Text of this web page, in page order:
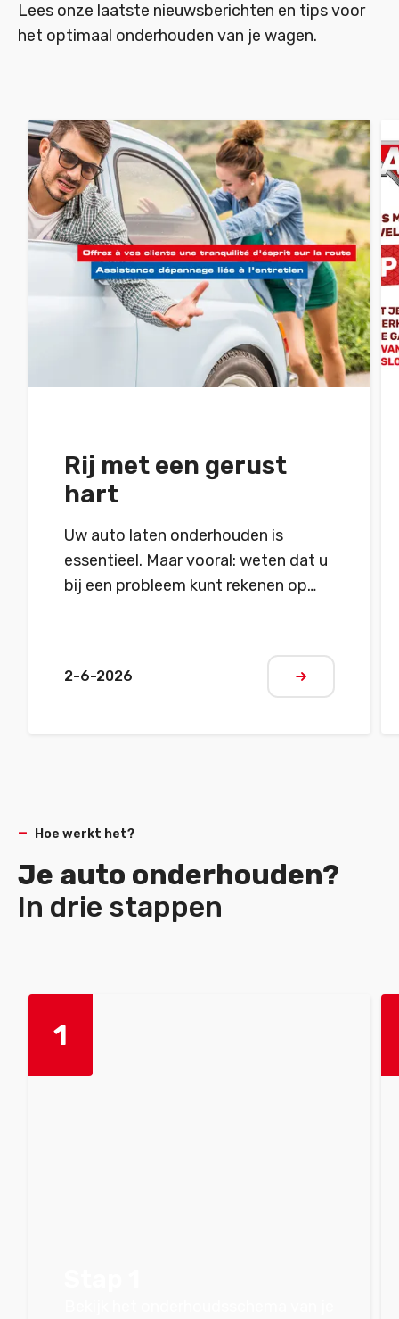
Lees onze laatste nieuwsberichten en tips voor
het optimaal onderhouden van je wagen.
Rij met een gerust
hart
Uw auto laten onderhouden is
essentieel. Maar vooral: weten dat u
bij een probleem kunt rekenen op
2-6-2026
Meer
Hoe werkt het?
Je auto onderhouden?
In drie stappen
1